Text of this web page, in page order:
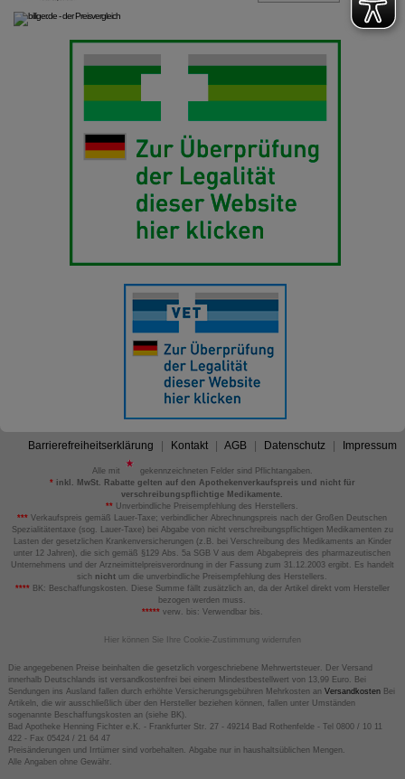
Barrierefreiheitserklärung Kontakt AGB Datenschutz Impressum
Alle mit
gekennzeichneten Felder sind Pflichtangaben.
*inkl. MwSt. Rabatte gelten auf den Apothekenverkaufspreis und nicht für
verschreibungspflichtige Medikamente.
** Unverbindliche Preisempfehlung des Herstellers.
*** Verkaufspreis gemäß Lauer-Taxe; verbindlicher Abrechnungspreis nach der Großen Deutschen
Spezialitätentaxe (sog. Lauer-Taxe) bei Abgabe von nicht verschreibungspflichtigen Medikamenten zu
Lasten der gesetzlichen Krankenversicherungen (z.B. bei Verschreibung des Medikaments an Kinder
unter 12 Jahren), die sich gemäß §129 Abs. 5a SGB V aus dem Abgabepreis des pharmazeutischen
Unternehmens und der Arzneimittelpreisverordnung in der Fassung zum 31.12.2003 ergibt. Es handelt
sich nicht um die unverbindliche Preisempfehlung des Herstellers.
****BK: Beschaffungskosten. Diese Summe fällt zusätzlich an, da der Artikel direkt vom Hersteller
bezogen werden muss.
*****verw. bis: Verwendbar bis.
Hier können Sie Ihre Cookie-Zustimmung widerrufen
Die angegebenen Preise beinhalten die gesetzlich vorgeschriebene Mehrwertsteuer. Der Versand
innerhalb Deutschlands ist versandkostenfrei bei einem Mindestbestellwert von 13,99 Euro. Bei
Sendungen ins Ausland fallen durch erhöhte Versicherungsgebühren Mehrkosten an VersandkostenBei
Artikeln, die wir ausschließlich über den Hersteller beziehen können, fallen unter Umständen
sogenannte Beschaffungskosten an (siehe BK).
Bad Apotheke Henning Fichter e.K. - Frankfurter Str. 27 - 49214 Bad Rothenfelde - Tel 0800 / 10 11
422 - Fax 05424 / 21 64 47
Preisänderungen und Irrtümer sind vorbehalten. Abgabe nur in haushaltsüblichen Mengen.
Alle Angaben ohne Gewähr.